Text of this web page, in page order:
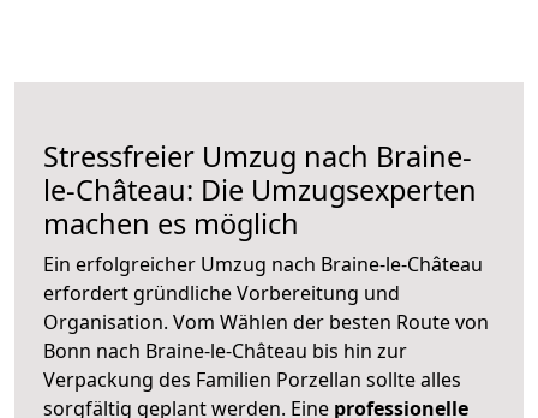
Stressfreier Umzug nach Braine-
le-Château: Die Umzugsexperten
machen es möglich
Ein erfolgreicher Umzug nach Braine-le-Château
erfordert gründliche Vorbereitung und
Organisation. Vom Wählen der besten Route von
Bonn nach Braine-le-Château bis hin zur
Verpackung des Familien Porzellan sollte alles
sorgfältig geplant werden. Eine professionelle